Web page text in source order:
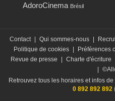
AdoroCinema Brésil
Contact Qui sommes-nous
Politique de cookies
Préférences
Revue de presse
Charte d'écriture
Retrouvez tous les horaires et infos
0 892 892 892